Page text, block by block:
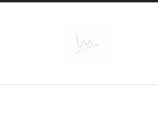
@Marc_intosh